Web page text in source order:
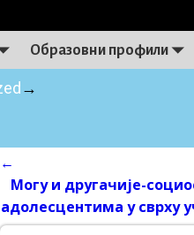
Образовни профили
→
Post navigation
←
Могу и другачије-
адолесцентима у сврху